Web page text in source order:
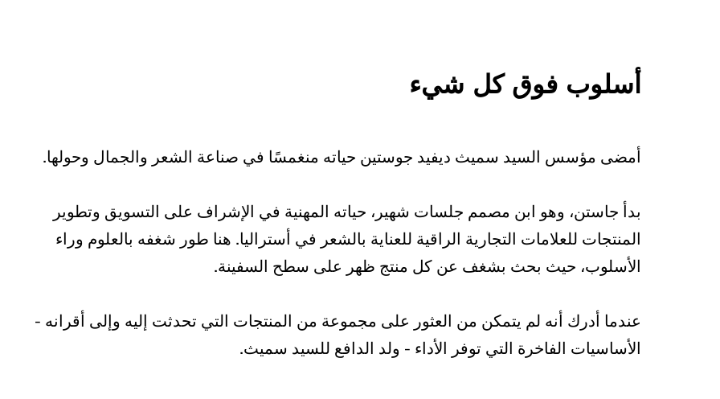
أسلوب فوق كل شيء
أمضى مؤسس السيد سميث ديفيد جوستين حياته منغمسًا في صناعة الشعر والجمال وحولها.
بدأ جاستن، وهو ابن مصمم جلسات شهير، حياته المهنية في الإشراف على التسويق وتطوير
المنتجات للعلامات التجارية الراقية للعناية بالشعر في أستراليا. هنا طور شغفه بالعلوم وراء
الأسلوب، حيث بحث بشغف عن كل منتج ظهر على سطح السفينة.
عندما أدرك أنه لم يتمكن من العثور على مجموعة من المنتجات التي تحدثت إليه وإلى أقرانه -
الأساسيات الفاخرة التي توفر الأداء - ولد الدافع للسيد سميث.